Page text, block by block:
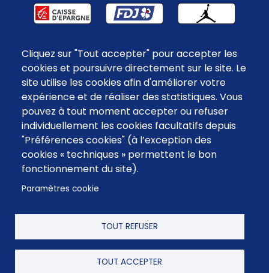
Cliquez sur "Tout accepter" pour accepter les
cookies et poursuivre directement sur le site. Le
site utilise les cookies afin d'améliorer votre
expérience et de réaliser des statistiques. Vous
pouvez à tout moment accepter ou refuser
individuellement les cookies facultatifs depuis
"Préférences cookies" (à l’exception des
cookies « techniques » permettent le bon
fonctionnement du site).
Paramètres cookie
TOUT REFUSER
TOUT ACCEPTER
FOURNISSEURS OFFICIELS
Mentions légales